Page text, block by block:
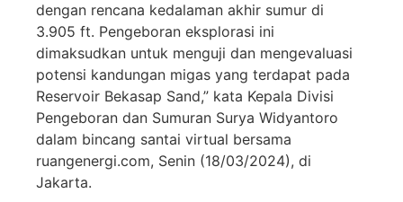
dengan rencana kedalaman akhir sumur di
3.905 ft. Pengeboran eksplorasi ini
dimaksudkan untuk menguji dan mengevaluasi
potensi kandungan migas yang terdapat pada
Reservoir Bekasap Sand,” kata Kepala Divisi
Pengeboran dan Sumuran Surya Widyantoro
dalam bincang santai virtual bersama
ruangenergi.com, Senin (18/03/2024), di
Jakarta.